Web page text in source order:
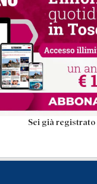
Sei già registrato